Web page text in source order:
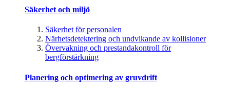
Säkerhet och miljö
Säkerhet för personalen
Närhetsdetektering och undvikande av kollisioner
Övervakning och prestandakontroll för
bergförstärkning
Planering och optimering av gruvdrift